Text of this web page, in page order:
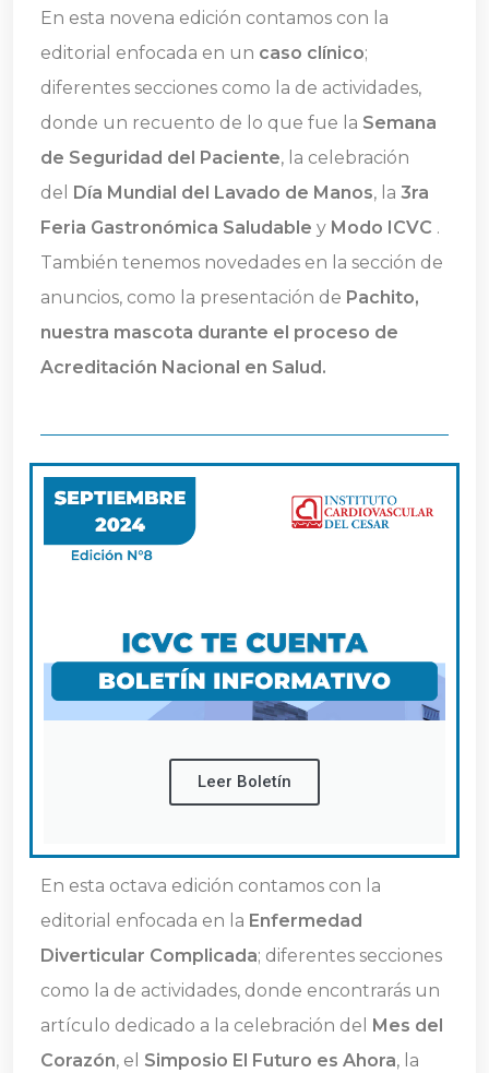
En esta novena edición contamos con la
editorial enfocada en un caso clínico;
diferentes secciones como la de actividades,
donde un recuento de lo que fue la Semana
de Seguridad del Paciente, la celebración
del
Día Mundial del Lavado de Manos, la 3ra
Feria Gastronómica Saludable y Modo ICVC .
También tenemos novedades en la sección de
anuncios, como la presentación de Pachito,
nuestra mascota durante el proceso de
Acreditación Nacional en Salud.
Leer Boletín
En esta octava edición contamos con la
editorial enfocada en la Enfermedad
Diverticular Complicada; diferentes secciones
como la de actividades, donde encontrarás un
artículo dedicado a la celebración del
Mes del
Corazón, el Simposio El Futuro es Ahora, la